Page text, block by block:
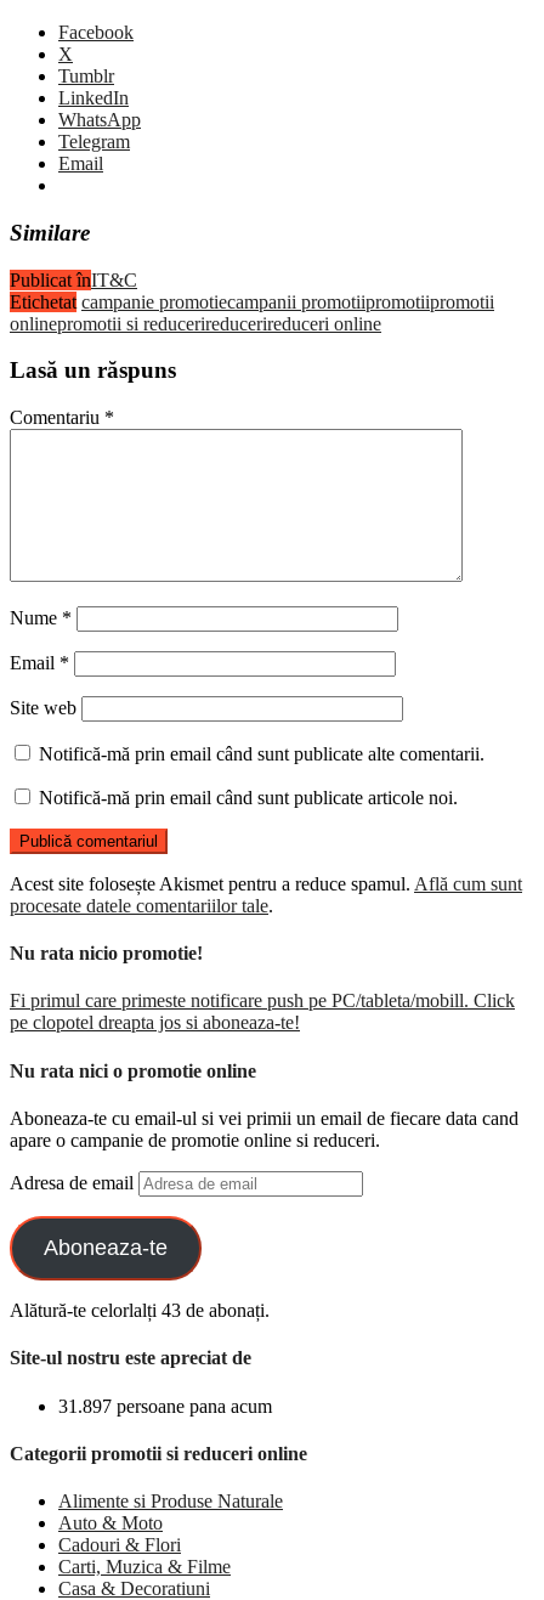
Facebook
X
Tumblr
LinkedIn
WhatsApp
Telegram
Email
Similare
Publicat înIT&C
Etichetat campanie promotiecampanii promotiipromotiipromotii
onlinepromotii si reducerireducerireduceri online
Lasă un răspuns
Comentariu *
Nume *
Email *
Site web
Notifică-mă prin email când sunt publicate alte comentarii.
Notifică-mă prin email când sunt publicate articole noi.
Acest site folosește Akismet pentru a reduce spamul. Află cum sunt
procesate datele comentariilor tale.
Nu rata nicio promotie!
Fi primul care primeste notificare push pe PC/tableta/mobill. Click
pe clopotel dreapta jos si aboneaza-te!
Nu rata nici o promotie online
Aboneaza-te cu email-ul si vei primii un email de fiecare data cand
apare o campanie de promotie online si reduceri.
Adresa de email
Aboneaza-te
Alătură-te celorlalți 43 de abonați.
Site-ul nostru este apreciat de
31.897 persoane pana acum
Categorii promotii si reduceri online
Alimente si Produse Naturale
Auto & Moto
Cadouri & Flori
Carti, Muzica & Filme
Casa & Decoratiuni